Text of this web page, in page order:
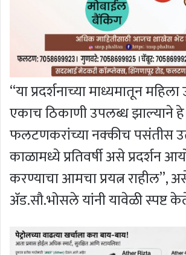
‘‘या प्रदर्शनाच्या माध्यमातून
एकाच ठिकाणी उपलब्ध झाल्याने हे
फलटणकरांच्या नक्कीच पसंतीस
काळामध्ये प्रतिवर्षी असे प्रदर्शन
करण्याचा आमचा प्रयत्न राहील’’,
अ‍ॅड.सौ.भोसले यांनी यावेळी स्पष्ट